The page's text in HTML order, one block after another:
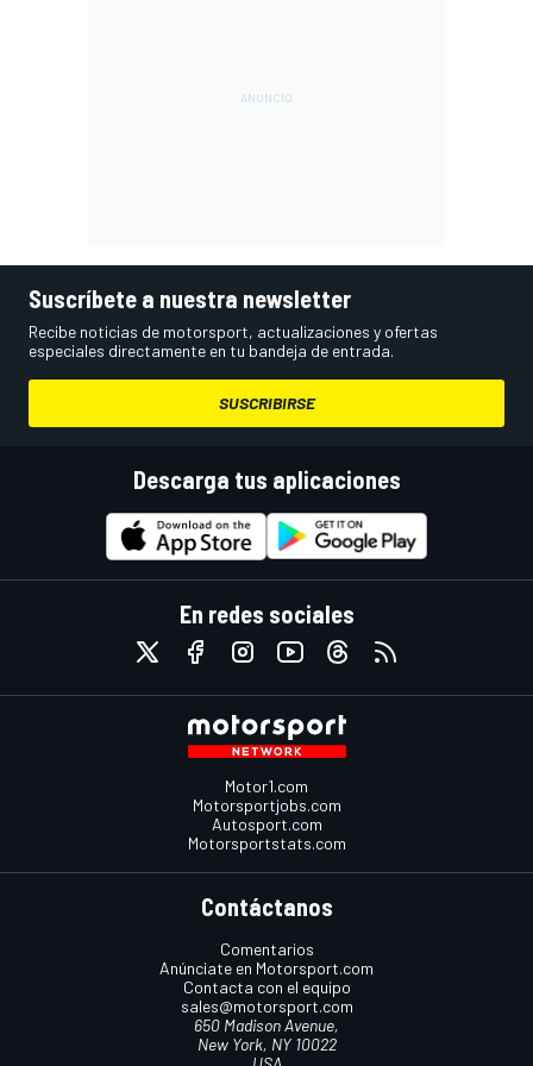
Suscríbete a nuestra newsletter
Recibe noticias de motorsport, actualizaciones y ofertas
especiales directamente en tu bandeja de entrada.
SUSCRIBIRSE
Descarga tus aplicaciones
En redes sociales
Motor1.com
Motorsportjobs.com
Autosport.com
Motorsportstats.com
Contáctanos
Comentarios
Anúnciate en Motorsport.com
Contacta con el equipo
sales@motorsport.com
650 Madison Avenue,
New York, NY 10022